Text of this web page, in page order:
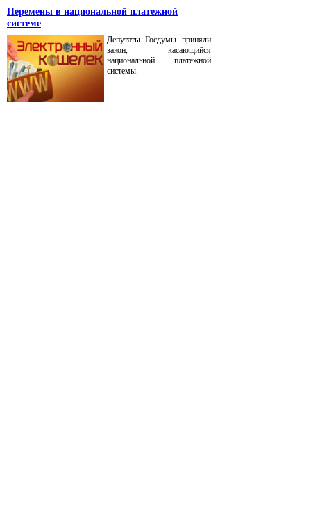
Перемены в национальной платежной
системе
Депутаты Госдумы приняли
закон, касающийся
национальной платёжной
системы.